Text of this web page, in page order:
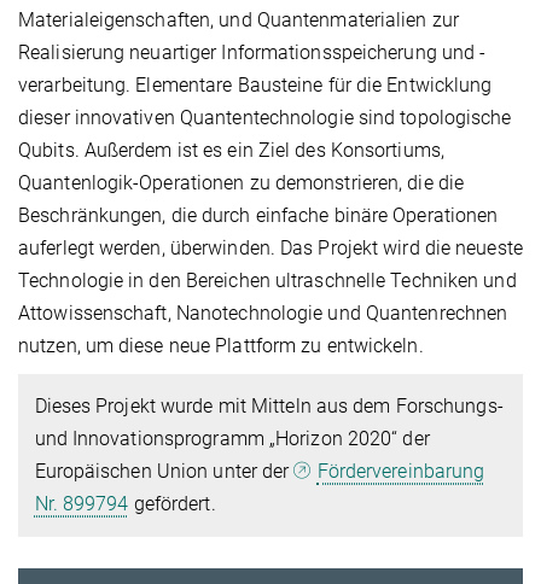
Materialeigenschaften, und Quantenmaterialien zur
Realisierung neuartiger Informationsspeicherung und -
verarbeitung. Elementare Bausteine für die Entwicklung
dieser innovativen Quantentechnologie sind topologische
Qubits. Außerdem ist es ein Ziel des Konsortiums,
Quantenlogik-Operationen zu demonstrieren, die die
Beschränkungen, die durch einfache binäre Operationen
auferlegt werden, überwinden. Das Projekt wird die neueste
Technologie in den Bereichen ultraschnelle Techniken und
Attowissenschaft, Nanotechnologie und Quantenrechnen
nutzen, um diese neue Plattform zu entwickeln.
Dieses Projekt wurde mit Mitteln aus dem Forschungs-
und Innovationsprogramm „Horizon 2020“ der
Europäischen Union unter der
Fördervereinbarung
Nr. 899794 gefördert.